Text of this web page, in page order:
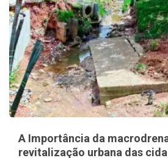
A Importância da
revitalização urbana das